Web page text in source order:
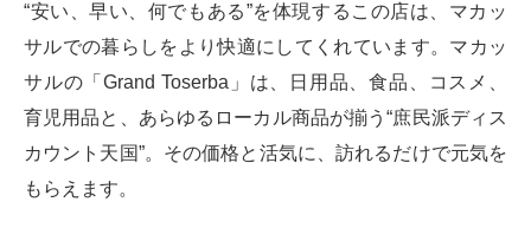
“安い、早い、何でもある”を体現するこの店は、マカッ
サルでの暮らしをより快適にしてくれています。マカッ
サルの「Grand Toserba」は、日用品、食品、コスメ、
育児用品と、あらゆるローカル商品が揃う“庶民派ディス
カウント天国”。その価格と活気に、訪れるだけで元気を
もらえます。